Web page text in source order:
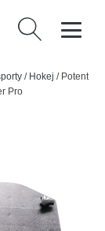
Vyhledávání
/ Hokej / Potent
Pro